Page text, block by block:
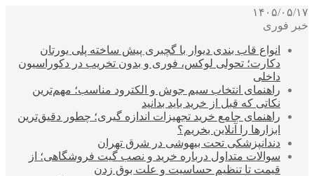
۱۴۰۵/۰۵/۱۷
خبر فوری
انواع قاب بندی دیوار با گچبری پیش ساخته پلی یورتان
دکارت؛ تحولی لوکس، فوری و بدون تخریب در دکوراسیون
داخلی
راهنمای انتخاب سیم جوش و الکترود مناسب؛ مهم‌ترین
نکاتی که قبل از خرید باید بدانید
راهنمای جامع خرید تجهیزات اندازه گیری؛ چطور دقیق‌ترین
ابزارها را آنلاین بخریم؟
دندانپزشکی تحت بیهوشی در شرق تهران
سوالات متداول درباره خرید و نصب گیت فروشگاهی؛ از
قیمت تا تنظیم حساسیت و علت بوق زدن